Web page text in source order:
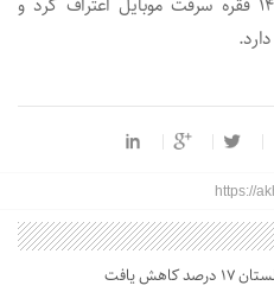
https://
یافت